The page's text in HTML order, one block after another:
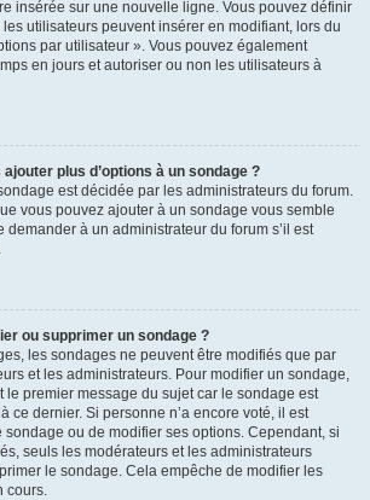
insérée sur une nouvelle ligne. Vous pouvez définir
les utilisateurs peuvent insérer en modifiant, lors du
par utilisateur ». Vous pouvez également
en jours et autoriser ou non les utilisateurs à
plus d’options à un sondage ?
est décidée par les administrateurs du forum.
vous pouvez ajouter à un sondage vous semble
demander à un administrateur du forum s’il est
ou supprimer un sondage ?
les sondages ne peuvent être modifiés que par
et les administrateurs. Pour modifier un sondage,
le premier message du sujet car le sondage est
ce dernier. Si personne n’a encore voté, il est
ou de modifier ses options. Cependant, si
seuls les modérateurs et les administrateurs
le sondage. Cela empêche de modifier les
cours.